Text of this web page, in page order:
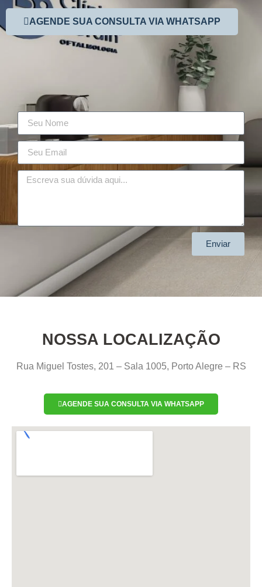
AGENDE SUA CONSULTA VIA WHATSAPP
Enviar
NOSSA LOCALIZAÇÃO
Rua Miguel Tostes, 201 – Sala 1005, Porto Alegre – RS
AGENDE SUA CONSULTA VIA WHATSAPP